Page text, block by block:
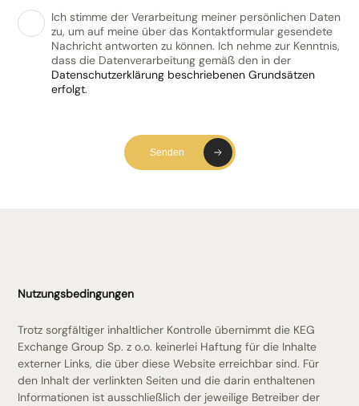
Ich stimme der Verarbeitung meiner persönlichen Daten
zu, um auf meine über das Kontaktformular gesendete
Nachricht antworten zu können. Ich nehme zur Kenntnis,
dass die Datenverarbeitung gemäß den in der
Datenschutzerklärung beschriebenen Grundsätzen
erfolgt.
Senden
Nutzungsbedingungen
Trotz sorgfältiger inhaltlicher Kontrolle übernimmt die KEG
Exchange Group Sp. z o.o. keinerlei Haftung für die Inhalte
externer Links, die über diese Website erreichbar sind. Für
den Inhalt der verlinkten Seiten und die darin enthaltenen
Informationen ist ausschließlich der jeweilige Betreiber der